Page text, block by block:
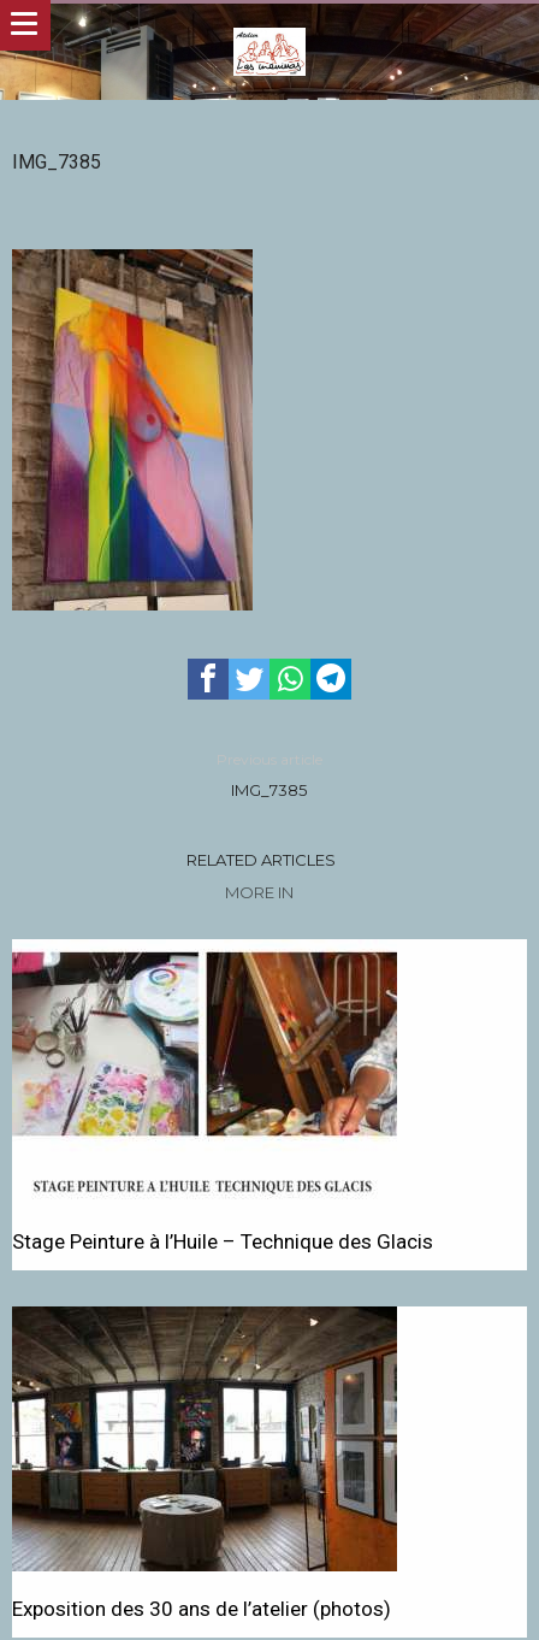
IMG_7385
Previous article
IMG_7385
RELATED ARTICLES
MORE IN
Stage Peinture à l’Huile – Technique des Glacis
Exposition des 30 ans de l’atelier (photos)